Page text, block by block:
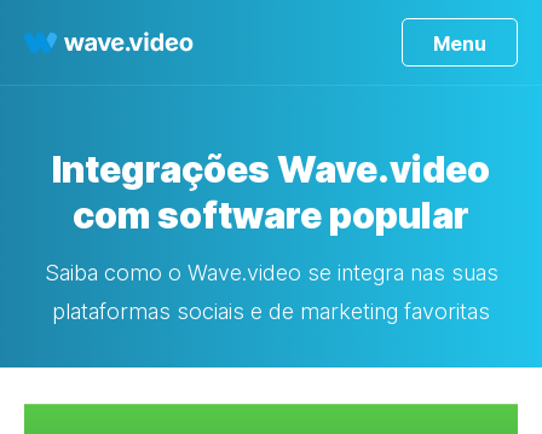
Menu
Integrações Wave.video
com software popular
Saiba como o Wave.video se integra nas suas
plataformas sociais e de marketing favoritas